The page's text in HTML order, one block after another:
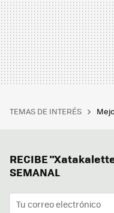
TEMAS DE INTERÉS
RECIBE
SEMANAL